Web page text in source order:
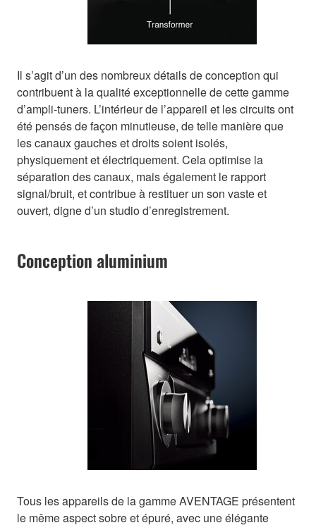
Il s’agit d’un des nombreux détails de conception qui
contribuent à la qualité exceptionnelle de cette gamme
d’ampli-tuners. L’intérieur de l’appareil et les circuits ont
été pensés de façon minutieuse, de telle manière que
les canaux gauches et droits soient isolés,
physiquement et électriquement. Cela optimise la
séparation des canaux, mais également le rapport
signal/bruit, et contribue à restituer un son vaste et
ouvert, digne d’un studio d’enregistrement.
Conception aluminium
Tous les appareils de la gamme AVENTAGE présentent
le même aspect sobre et épuré, avec une élégante